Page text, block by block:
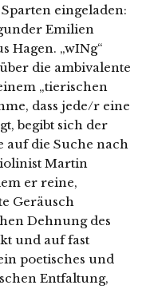
eingeladen:
Emilien
Hagen. „wINg“
die ambivalente
„tierischen
dass jede/r eine
begibt sich der
die Suche nach
Martin
er reine,
Geräusch
Dehnung des
und auf fast
poetisches und
Entfaltung,